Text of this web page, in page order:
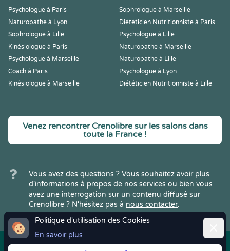
Politique d'utilisation des Cookies
En savoir plus
Psychologue à Paris
Sophrologue à Marseille
Naturopathe à Lyon
Diététicien Nutritionniste à Paris
Sophrologue à Lille
Psychologue à Lille
Kinésiologue à Paris
Naturopathe à Marseille
Psychologue à Marseille
Naturopathe à Lille
Coach à Paris
Psychologue à Lyon
Kinésiologue à Marseille
Diététicien Nutritionniste à Lille
Venez rencontrer Crenolibre sur les salons dans
toute la France !
Vous avez des questions ? Vous souhaitez avoir plus
d'informations à propos de nos services ou bien vous
avez une interrogation sur un contenu diffusé sur
Crenolibre ? N'hésitez pas à nous contacter.
Copyright © 2022Crenolibre, tous Mentions | CGV | RGPD